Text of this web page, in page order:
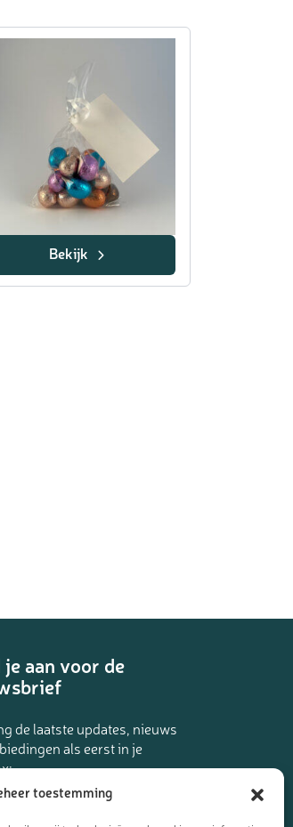
toestemming
Bekijk
je aan voor de
de laatste updates, nieuws
als eerst in je